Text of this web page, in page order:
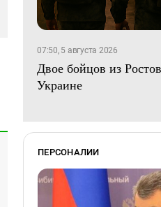
07:50, 5 августа 2026
Двое бойцов из
Украине
ПЕРСОНАЛИИ